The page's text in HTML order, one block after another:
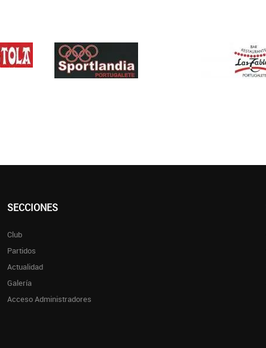
SECCIONES
Club
Partidos
Actualidad
Galería
Acceso Administradores